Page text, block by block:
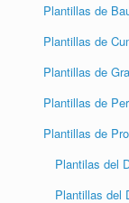
Plantillas de
Plantillas de
Plantillas de
Plantillas de
Plantillas de
Plantilas del
Plantillas del